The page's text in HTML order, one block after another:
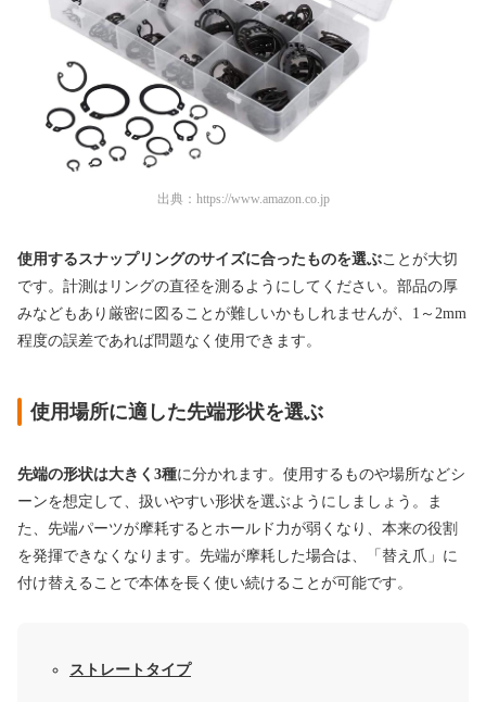
出典： https://www.amazon.co.jp
使用するスナップリングのサイズに合ったものを選ぶことが大切
です。計測はリングの直径を測るようにしてください。部品の厚
みなどもあり厳密に図ることが難しいかもしれませんが、1～2mm
程度の誤差であれば問題なく使用できます。
使用場所に適した先端形状を選ぶ
先端の形状は大きく3種に分かれます。使用するものや場所などシ
ーンを想定して、扱いやすい形状を選ぶようにしましょう。ま
た、 先端パーツが摩耗するとホールド力が弱くなり、本来の役割
を発揮できなくなります。 先端が摩耗した場合は、「替え爪」に
付け替えることで本体を長く使い続けることが可能です。
ストレートタイプ